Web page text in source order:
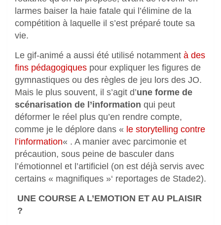
larmes baiser la haie fatale qui l’élimine de la
compétition à laquelle il s’est préparé toute sa
vie.
Le gif-animé a aussi été utilisé notamment à des
fins pédagogiques pour expliquer les figures de
gymnastiques ou des règles de jeu lors des JO.
Mais le plus souvent, il s’agit d’une forme de
scénarisation de l’information qui peut
déformer le réel plus qu’en rendre compte,
comme je le déplore dans « le storytelling contre
l’information« . A manier avec parcimonie et
précaution, sous peine de basculer dans
l’émotionnel et l’artificiel (on est déjà servis avec
certains « magnifiques »‘ reportages de Stade2).
UNE COURSE A L’EMOTION ET AU PLAISIR
?